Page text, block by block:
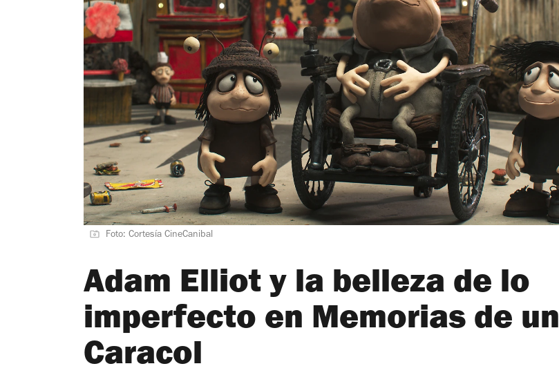
Foto: Cortesía CineCanibal
Adam Elliot y la belleza de lo
imperfecto en Memorias de un
Caracol